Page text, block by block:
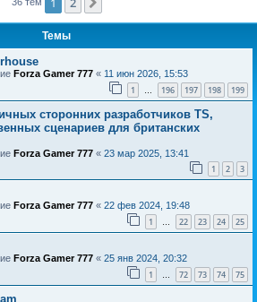
Темы
Forza Gamer 777 « 11 июн 2026, 15:53
1 … 196 197 198 199
сторонних разработчиков TS,
сценариев для британских
Forza Gamer 777 « 23 мар 2025, 13:41
1 2 3
Forza Gamer 777 « 22 фев 2024, 19:48
1 … 22 23 24 25
Forza Gamer 777 « 25 янв 2024, 20:32
1 … 72 73 74 75